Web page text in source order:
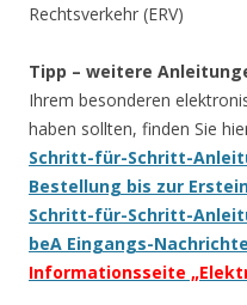
Rechtsverkehr (ERV)
Tipp – weitere
Ihrem besonderen
haben sollten, finden Sie
Schritt-für-Schritt-
Bestellung bis zur
Schritt-für-Schritt-
beA Eingangs-
Informationsseite